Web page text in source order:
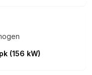
(156 kW)